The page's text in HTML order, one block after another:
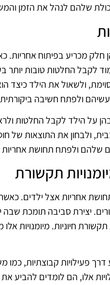
שלהם לנהל את הזמן
מכריע בפיתוח אחריות.
לקבל החלטות טובות יותר
ולשאול את הילד כיצד
ולפתח חשיבה
בהן על הילד לקבל החלטות
ולבחון את התוצאות של
שלהם ולפתח תחושת
תקשורת
אחריות אצל ילדים.
יצירת סביבה תומכת שבה
תקשורת חיוניות. מיומנויות
פעילויות קבוצתיות, כמו
אלו, הם לומדים להביע